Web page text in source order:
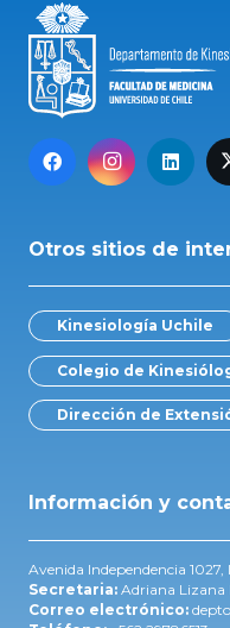
Otros sitios de
Kinesiología Uchile
Colegio de
Dirección de
Información y
Avenida Independencia 1027,
Secretaria: Adriana Lizana
Correo electrónico: